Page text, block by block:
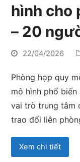
hình cho
– 20
22/04/2026
Phòng họp quy
mô hình phổ
vai trò trung tâm
trao đổi liên
Xem chi tiết